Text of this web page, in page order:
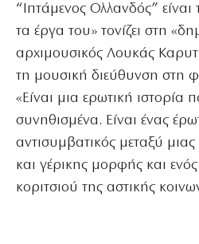
“Ιπτάμενος Ολλανδός”
τα έργα του» τονίζει στη
αρχιμουσικός Λουκάς
τη μουσική διεύθυνση στη
«Είναι μια ερωτική ιστορία
συνηθισμένα. Είναι ένας
αντισυμβατικός μεταξύ
και γέρικης μορφής και
κοριτσιού της αστικής